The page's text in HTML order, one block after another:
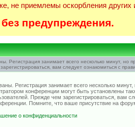
не приемлемы оскорбления других
предупреждения.
Регистрация занимает всего несколько минут,
вам следует ознакомиться с
Регистрация занимает всего несколько минут,
конференции могут быть установлены
Прежде чем зарегистрироваться, вам
Помните, что ваше присутствие на
о конфиденциальности